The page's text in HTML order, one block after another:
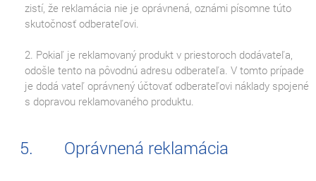
zistí, že reklamácia nie je oprávnená, oznámi písomne túto
skutočnosť odberateľovi.
2. Pokiaľ je reklamovaný produkt v priestoroch dodávateľa,
odošle tento na pôvodnú adresu odberateľa. V tomto prípade
je dodá vateľ oprávnený účtovať odberateľovi náklady spojené
s dopravou reklamovaného produktu.
Oprávnená reklamácia